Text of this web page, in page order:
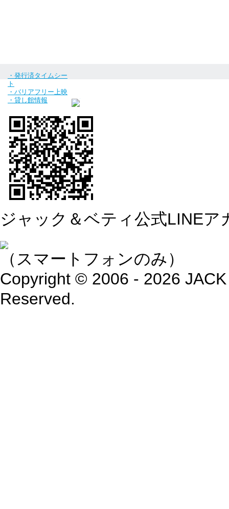
・発行済タイムシー
ト
・バリアフリー上映
・貸し館情報
ジャック＆ベティ公式LINEア
（スマートフォンのみ）
Copyright © 2006 - 2026
Reserved.